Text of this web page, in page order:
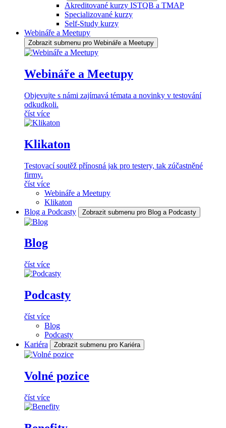
Akreditované kurzy ISTQB a TMAP
Specializované kurzy
Self-Study kurzy
Webináře a Meetupy
Zobrazit submenu pro Webináře a Meetupy
Webináře a Meetupy
Objevujte s námi zajímavá témata a novinky v testování
odkudkoli.
číst více
Klikaton
Testovací soutěž přínosná jak pro testery, tak zúčastněné
firmy.
číst více
Webináře a Meetupy
Klikaton
Blog a Podcasty
Zobrazit submenu pro Blog a Podcasty
Blog
číst více
Podcasty
číst více
Blog
Podcasty
Kariéra
Zobrazit submenu pro Kariéra
Volné pozice
číst více